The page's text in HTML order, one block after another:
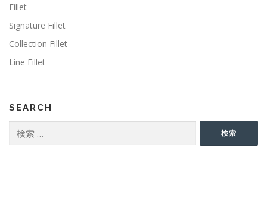
Fillet
Signature Fillet
Collection Fillet
Line Fillet
SEARCH
索:
検索